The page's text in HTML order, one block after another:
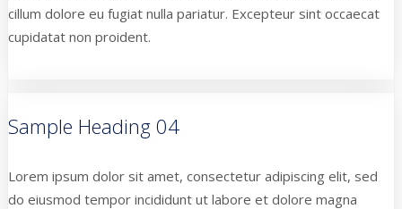
cillum dolore eu fugiat nulla pariatur. Excepteur sint occaecat
cupidatat non proident.
Sample Heading 04
Lorem ipsum dolor sit amet, consectetur adipiscing elit, sed
do eiusmod tempor incididunt ut labore et dolore magna